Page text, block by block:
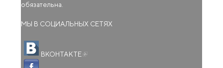
обязательна.
МЫ В СОЦИАЛЬНЫХ СЕТЯХ
ВКОНТАКТЕ